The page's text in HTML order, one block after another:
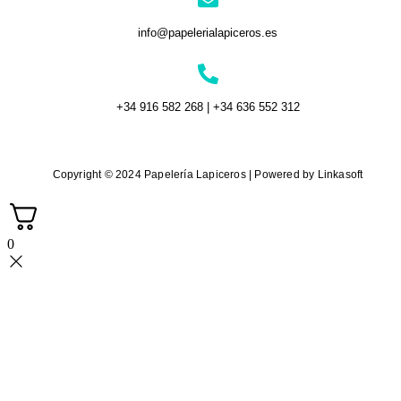
info@papelerialapiceros.es
+34 916 582 268 | +34 636 552 312
Copyright © 2024 Papelería Lapiceros | Powered by Linkasoft
0